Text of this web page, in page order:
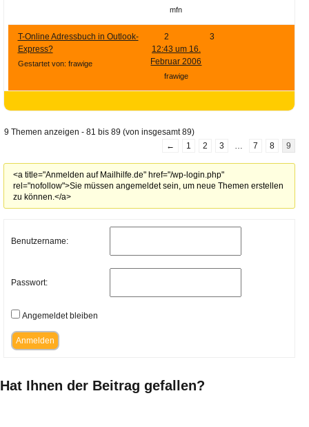
mfn
T-Online Adressbuch in Outlook-
Express?
Gestartet von: frawige
2
3
12:43 um 16.
Februar 2006
frawige
9 Themen anzeigen - 81 bis 89 (von insgesamt 89)
←
1 2 3 7 8 9
<a title="Anmelden auf Mailhilfe.de" href="/wp-login.php"
rel="nofollow">Sie müssen angemeldet sein, um neue Themen erstellen
zu können.</a>
Benutzername:
Passwort:
Angemeldet bleiben
Anmelden
Hat Ihnen der Beitrag gefallen?